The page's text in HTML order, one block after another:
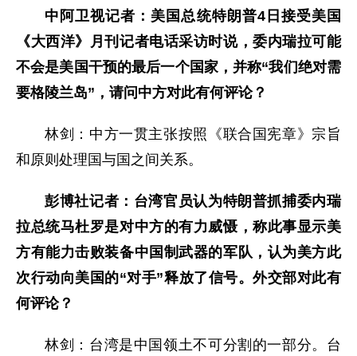
中阿卫视记者：美国总统特朗普4日接受美国
《大西洋》月刊记者电话采访时说，委内瑞拉可能
不会是美国干预的最后一个国家，并称“我们绝对需
要格陵兰岛”，请问中方对此有何评论？
林剑：中方一贯主张按照《联合国宪章》宗旨
和原则处理国与国之间关系。
彭博社记者：台湾官员认为特朗普抓捕委内瑞
拉总统马杜罗是对中方的有力威慑，称此事显示美
方有能力击败装备中国制武器的军队，认为美方此
次行动向美国的“对手”释放了信号。外交部对此有
何评论？
林剑：台湾是中国领土不可分割的一部分。台